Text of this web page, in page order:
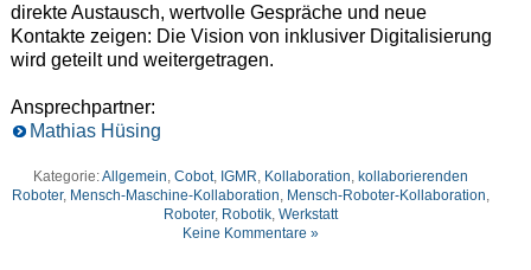
direkte Austausch, wertvolle Gespräche und neue
Kontakte zeigen: Die Vision von inklusiver Digitalisierung
wird geteilt und weitergetragen.
Ansprechpartner:
Mathias Hüsing
Kategorie:Allgemein ,Cobot, IGMR Kollaboration ,kollaborierenden
Roboter, Mensch-Maschine-Kollaboration Mensch-Roboter-Kollaboration
Roboter, Robotik ,Werkstatt
Keine Kommentare »